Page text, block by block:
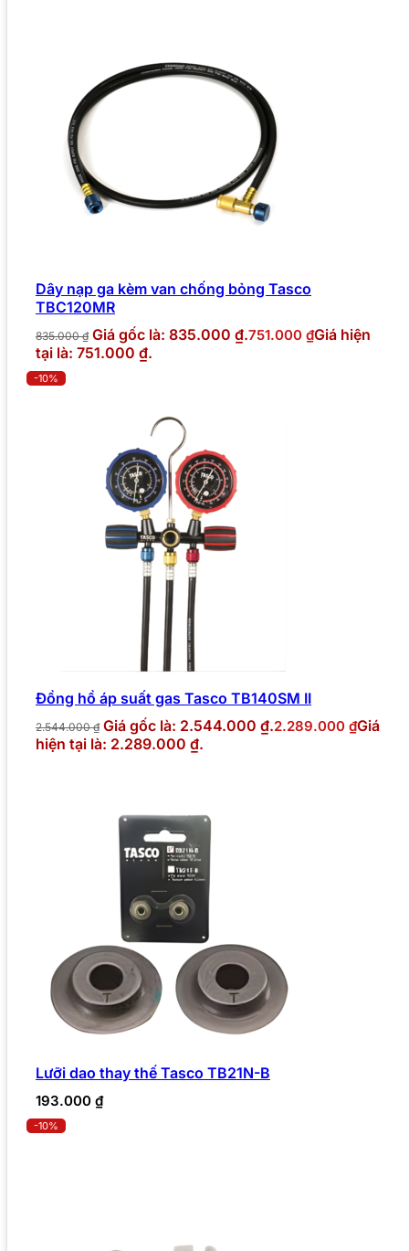
Dây nạp ga kèm van chống bỏng Tasco
TBC120MR
835.000₫ Giá gốc là: 835.000 ₫.751.000 ₫Giá hiện
tại là: 751.000 ₫.
-10%
Đồng hồ áp suất gas Tasco TB140SM II
2.544.000₫ Giá gốc là: 2.544.000 ₫.2.289.000 ₫Giá
hiện tại là: 2.289.000 ₫.
Lưỡi dao thay thế Tasco TB21N-B
193.000 ₫
-10%